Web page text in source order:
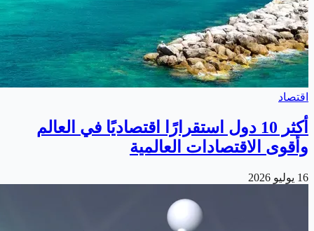
اقتصاد
أكثر 10 دول استقرارًا اقتصاديًا في العالم
وأقوى الاقتصادات العالمية
16 يوليو 2026